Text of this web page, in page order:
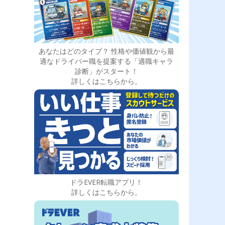
あなたはどのタイプ？ 性格や価値観から最
適なドライバー職を提案する「適職キャラ
診断」がスタート！
詳しくはこちらから。
ドラEVER転職アプリ！
詳しくはこちらから。